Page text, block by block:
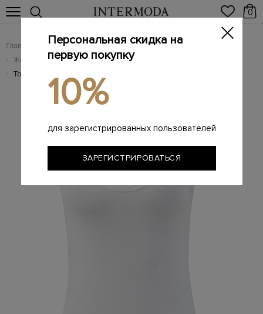
0
Главная Женщинам / Женская одежда
/ Женские футболки
/ Топ из хлопка с вышивкой Мониль на спинке
Персональная скидка на
первую покупку
10%
для зарегистрированных пользователей
ЗАРЕГИСТРИРОВАТЬСЯ